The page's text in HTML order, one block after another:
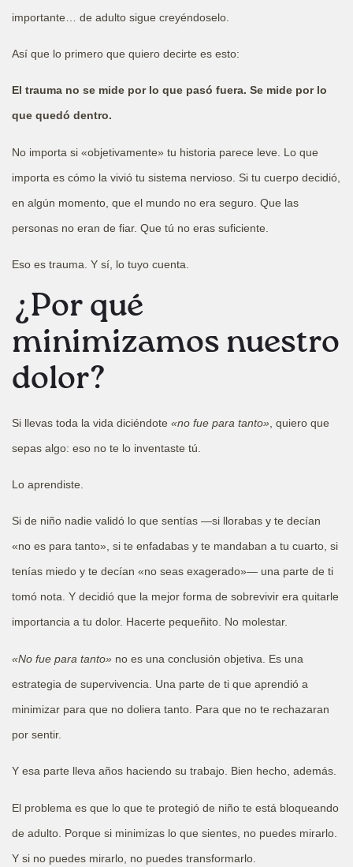
importante… de adulto sigue creyéndoselo.
Así que lo primero que quiero decirte es esto:
El trauma no se mide por lo que pasó fuera. Se mide por lo
que quedó dentro.
No importa si «objetivamente» tu historia parece leve. Lo que
importa es cómo la vivió tu sistema nervioso. Si tu cuerpo decidió,
en algún momento, que el mundo no era seguro. Que las
personas no eran de fiar. Que tú no eras suficiente.
Eso es trauma. Y sí, lo tuyo cuenta.
¿Por qué
minimizamos nuestro
dolor?
Si llevas toda la vida diciéndote «no fue para tanto» , quiero que
sepas algo: eso no te lo inventaste tú.
Lo aprendiste.
Si de niño nadie validó lo que sentías —si llorabas y te decían
«no es para tanto», si te enfadabas y te mandaban a tu cuarto, si
tenías miedo y te decían «no seas exagerado»— una parte de ti
tomó nota. Y decidió que la mejor forma de sobrevivir era quitarle
importancia a tu dolor. Hacerte pequeñito. No molestar.
«No fue para tanto» no es una conclusión objetiva. Es una
estrategia de supervivencia. Una parte de ti que aprendió a
minimizar para que no doliera tanto. Para que no te rechazaran
por sentir.
Y esa parte lleva años haciendo su trabajo. Bien hecho, además.
El problema es que lo que te protegió de niño te está bloqueando
de adulto. Porque si minimizas lo que sientes, no puedes mirarlo.
Y si no puedes mirarlo, no puedes transformarlo.